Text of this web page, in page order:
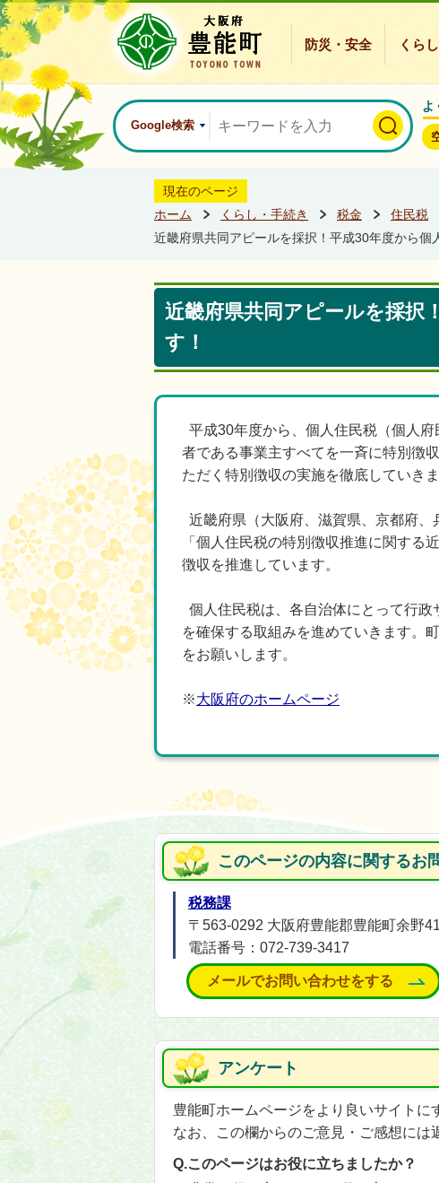
防災・安全 くら
Google検索
よ
現在のページ
ホーム
くらし・手続き 税金 住民税
近畿府県共同アピールを採択！平成30年度から個
近畿府県共同アピールを採択
す！
平成30年度から、個人住民税（個人
者である事業主すべてを一斉に特別徴
ただく特別徴収の実施を徹底していき
近畿府県（大阪府、滋賀県、京都府
「個人住民税の特別徴収推進に関す
徴収を推進しています。
個人住民税は、各自治体にとって行
を確保する取組みを進めていきます。
をお願いします。
※大阪府のホームページ
このページの内容に関するお
税務課
〒563-0292 大阪府豊能郡豊能町余野
電話番号：072-739-3417
メールでお問い合わせをする
アンケート
豊能町ホームページをより良いサイト
なお、この欄からのご意見・ご感想には
Q.このページはお役に立ちましたか？